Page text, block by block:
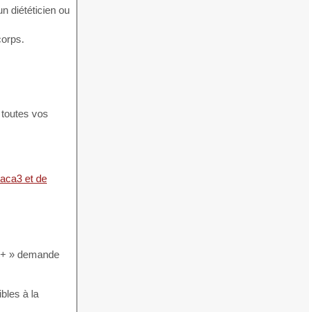
diététicien ou
vos
et de
» demande
à la